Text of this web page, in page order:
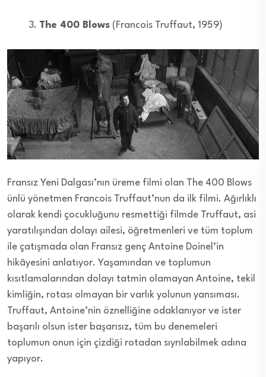
The 400 Blows (Francois Truffaut, 1959)
Fransız Yeni Dalgası’nın üreme filmi olan The 400 Blows
ünlü yönetmen Francois Truffaut’nun da ilk filmi. Ağırlıklı
olarak kendi çocukluğunu resmettiği filmde Truffaut, asi
yaratılışından dolayı ailesi, öğretmenleri ve tüm toplum
ile çatışmada olan Fransız genç Antoine Doinel’in
hikâyesini anlatıyor. Yaşamından ve toplumun
kısıtlamalarından dolayı tatmin olamayan Antoine, tekil
kimliğin, rotası olmayan bir varlık yolunun yansıması.
Truffaut, Antoine’nin öznelliğine odaklanıyor ve ister
başarılı olsun ister başarısız, tüm bu denemeleri
toplumun onun için çizdiği rotadan sıyrılabilmek adına
yapıyor.